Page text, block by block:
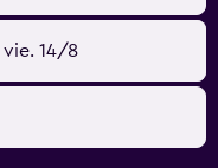
vie. 14/8